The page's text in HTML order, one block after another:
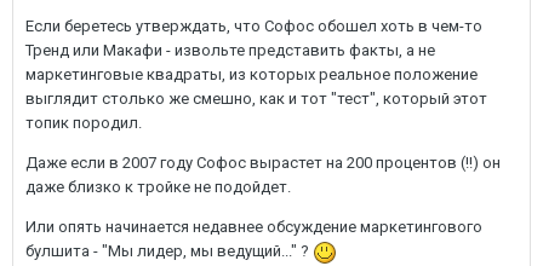
Если беретесь утверждать, что Софос обошел хоть в чем-то
Тренд или Макафи - извольте представить факты, а не
маркетинговые квадраты, из которых реальное положение
выглядит столько же смешно, как и тот "тест", который этот
топик породил.
Даже если в 2007 году Софос вырастет на 200 процентов (!!) он
даже близко к тройке не подойдет.
Или опять начинается недавнее обсуждение маркетингового
булшита - "Мы лидер, мы ведущий..." ?